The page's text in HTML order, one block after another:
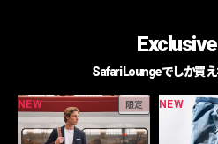
Safari Loungeでしか買
NEW 限定 NEW